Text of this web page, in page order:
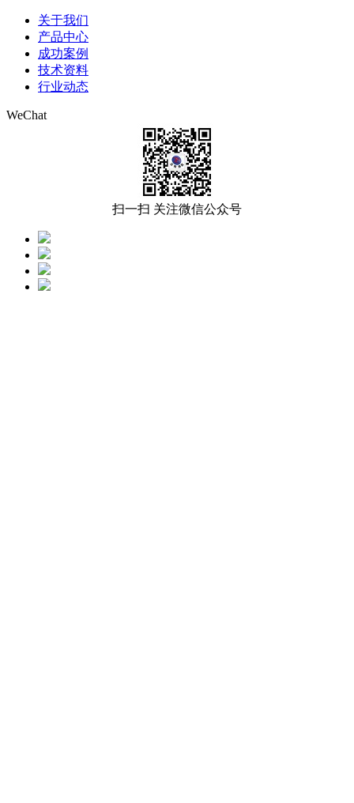
关于我们
产品中心
成功案例
技术资料
行业动态
WeChat
扫一扫 关注微信公众号